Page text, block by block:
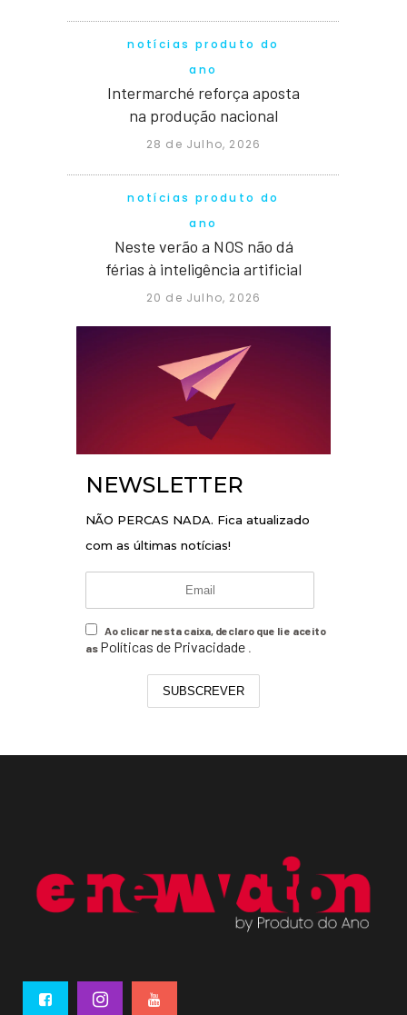
notícias produto do
ano
Intermarché reforça aposta
na produção nacional
28 de Julho, 2026
notícias produto do
ano
Neste verão a NOS não dá
férias à inteligência artificial
20 de Julho, 2026
NEWSLETTER
NÃO PERCAS NADA. Fica atualizado
com as últimas notícias!
Ao clicar nesta caixa, declaro que li e aceito
as Políticas de Privacidade
SUBSCREVER